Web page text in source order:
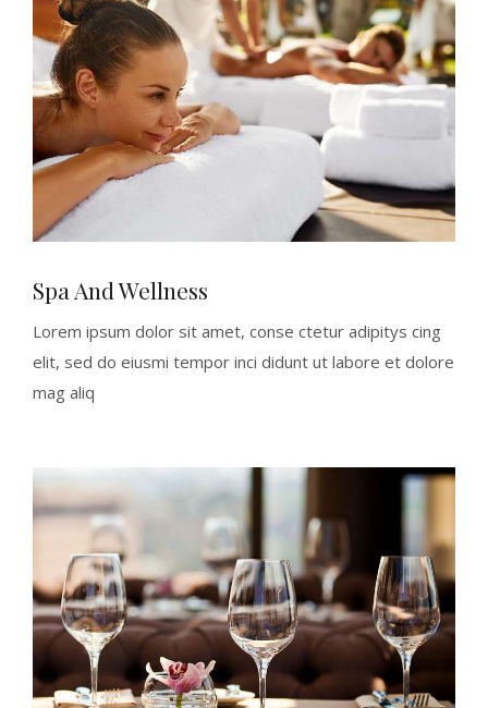
Spa And Wellness
Lorem ipsum dolor sit amet, conse ctetur adipitys cing
elit, sed do eiusmi tempor inci didunt ut labore et dolore
mag aliq